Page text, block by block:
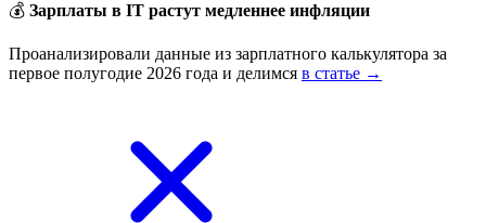
💰 Зарплаты в IT растут медленнее инфляции
Проанализировали данные из зарплатного калькулятора за
первое полугодие 2026 года и делимся в статье →